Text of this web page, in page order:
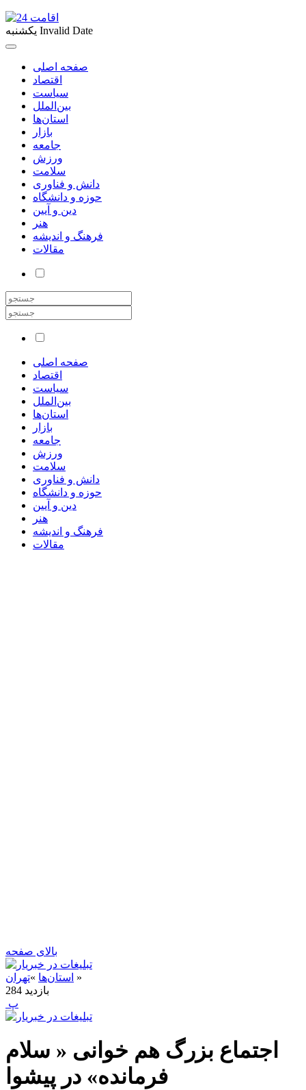
یکشنبه Invalid Date
صفحه اصلی
اقتصاد
سیاست
بین‌الملل
استان‌ها
بازار
جامعه
ورزش
سلامت
دانش و فناوری
حوزه و دانشگاه
دین و آیین
هنر
فرهنگ و اندیشه
مقالات
صفحه اصلی
اقتصاد
سیاست
بین‌الملل
استان‌ها
بازار
جامعه
ورزش
سلامت
دانش و فناوری
حوزه و دانشگاه
دین و آیین
هنر
فرهنگ و اندیشه
مقالات
بالای صفحه
استان‌ها »تهران
»
284 بازدید
‍ پ
اجتماع بزرگ هم خوانی « سلام
فرمانده» در پیشوا